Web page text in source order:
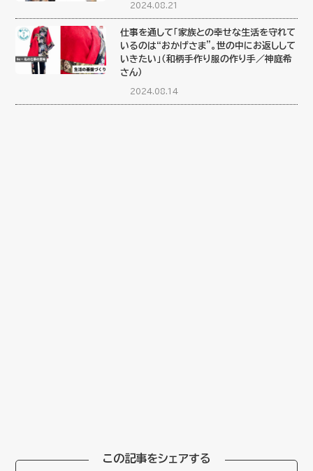
2024.08.21
仕事を通して「家族との幸せな生活を守れて
いるのは“おかげさま”。世の中にお返しして
いきたい」（和柄手作り服の作り手／神庭希
さん）
2024.08.14
この記事をシェアする